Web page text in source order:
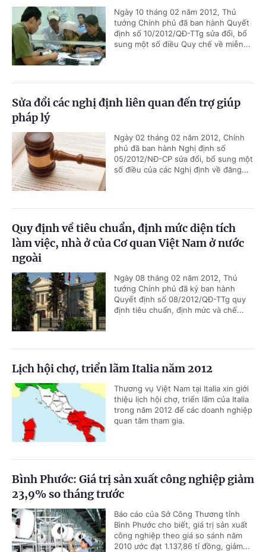
Ngày 10 tháng 02 năm 2012, Thủ
tướng Chính phủ đã ban hành Quyết
định số 10/2012/QĐ-TTg sửa đổi, bổ
sung một số điều Quy chế về miễn...
Sửa đổi các nghị định liên quan đến trợ giúp
pháp lý
Ngày 02 tháng 02 năm 2012, Chính
phủ đã ban hành Nghị định số
05/2012/NĐ-CP sửa đổi, bổ sung một
số điều của các Nghị định về đăng...
Quy định về tiêu chuẩn, định mức diện tích
làm việc, nhà ở của Cơ quan Việt Nam ở nước
ngoài
Ngày 08 tháng 02 năm 2012, Thủ
tướng Chính phủ đã ký ban hành
Quyết định số 08/2012/QĐ-TTg quy
định tiêu chuẩn, định mức và chế...
Lịch hội chợ, triển lãm Italia năm 2012
Thương vụ Việt Nam tại Italia xin giới
thiệu lịch hội chợ, triển lãm của Italia
trong năm 2012 để các doanh nghiệp
quan tâm tham gia.
Bình Phước: Giá trị sản xuất công nghiệp giảm
23,9% so tháng trước
Báo cáo của Sở Công Thương tỉnh
Bình Phước cho biết, giá trị sản xuất
công nghiệp theo giá so sánh năm
2010 ước đạt 1.137,86 tỉ đồng, giảm...